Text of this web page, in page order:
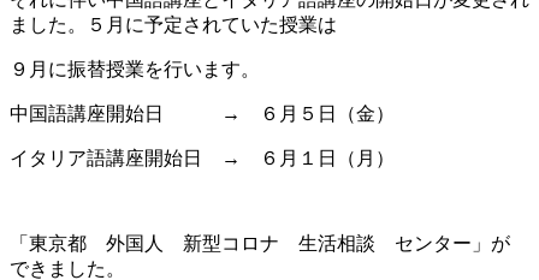
ました。５月に予定されていた授業は
９月に振替授業を行います。
中国語講座開始日 → ６月５日（金）
イタリア語講座開始日 → ６月１日（月）
「東京都 外国人 新型コロナ 生活相談 センター」が
できました。